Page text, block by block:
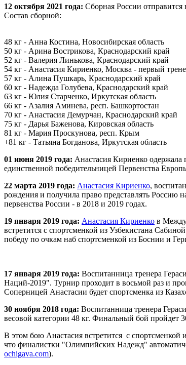
12 октября 2021 года: Сборная России
Состав сборной:
48 кг - Анна Костина, Новосибирская область
50 кг - Арина Вострикова, Краснодарский край
52 кг - Валерия Линькова, Краснодарский край
54 кг - Анастасия Кириенко, Москва - первый
57 кг - Алина Пушкарь, Краснодарский край
60 кг - Надежда Голубева, Краснодарский край
63 кг - Юлия Старченко, Иркутская область
66 кг - Азалия Аминева, респ. Башкортостан
70 кг - Анастасия Демурчан, Краснодарский край
75 кг - Дарья Баженова, Кировская область
81 кг - Мария Проскунова, респ. Крым
+81 кг - Татьяна Богданова, Иркутская область
01 июня 2019 года: Анастасия Кириенко одержала
единственной победительницей Первенства
22 марта 2019 года: Анастасия Кириенко,
рождения и получила право представлять Россию
первенства России - в 2018 и 2019 годах.
19 января 2019 года: Анастасия Кириенко в
встретится с спортсменкой из Узбекистана
победу по очкам наб спортсменкой из Боснии и
17 января 2019 года: Воспитанница тренера
Наций-2019". Турнир проходит в восьмой раз и
Соперницей Анастасии будет спортсменка из
30 ноября 2018 года: Воспитанница тренера
весовой категории 48 кг. Финальный бой пройдет
В этом бою Анастасия встретится с
что финалистки "Олимпийских Надежд"
ochigava.com).